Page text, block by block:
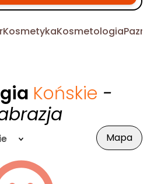
KosmetykaKosmetologia
Końskie -
Mapa